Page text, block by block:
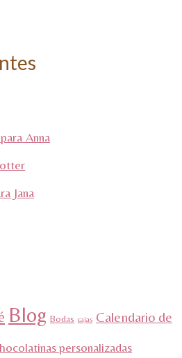
Anna
Jana
Blog Bodas cajas Calendario de
personalizadas